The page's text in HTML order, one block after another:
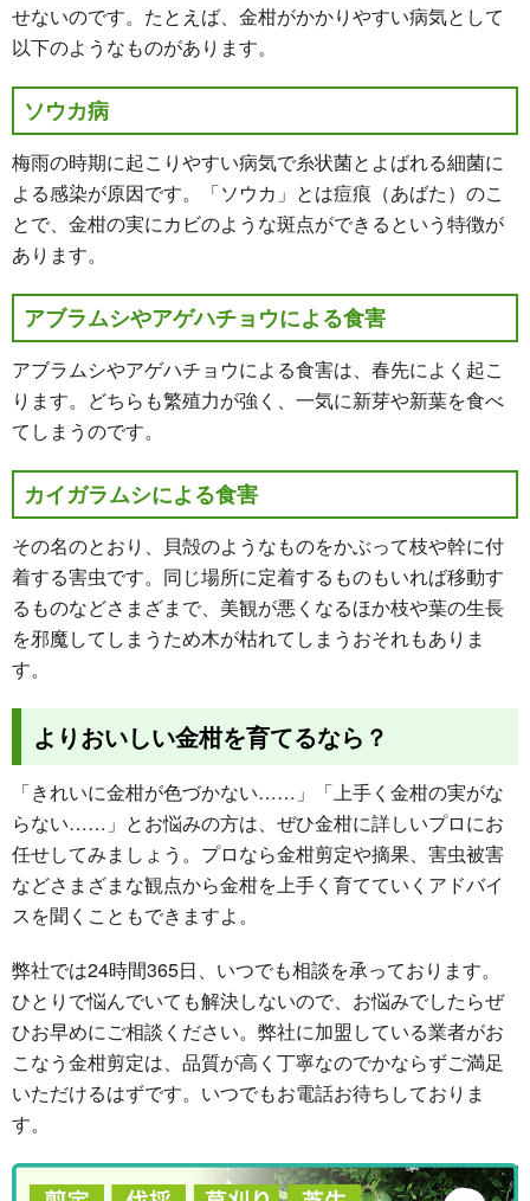
せないのです。たとえば、金柑がかかりやすい病気として
以下のようなものがあります。
ソウカ病
梅雨の時期に起こりやすい病気で糸状菌とよばれる細菌に
よる感染が原因です。「ソウカ」とは痘痕（あばた）のこ
とで、金柑の実にカビのような斑点ができるという特徴が
あります。
アブラムシやアゲハチョウによる食害
アブラムシやアゲハチョウによる食害は、春先によく起こ
ります。どちらも繁殖力が強く、一気に新芽や新葉を食べ
てしまうのです。
カイガラムシによる食害
その名のとおり、貝殻のようなものをかぶって枝や幹に付
着する害虫です。同じ場所に定着するものもいれば移動す
るものなどさまざまで、美観が悪くなるほか枝や葉の生長
を邪魔してしまうため木が枯れてしまうおそれもありま
す。
よりおいしい金柑を育てるなら？
「きれいに金柑が色づかない……」「上手く金柑の実がな
らない……」とお悩みの方は、ぜひ金柑に詳しいプロにお
任せしてみましょう。プロなら金柑剪定や摘果、害虫被害
などさまざまな観点から金柑を上手く育てていくアドバイ
スを聞くこともできますよ。
弊社では24時間365日、いつでも相談を承っております。
ひとりで悩んでいても解決しないので、お悩みでしたらぜ
ひお早めにご相談ください。弊社に加盟している業者がお
こなう金柑剪定は、品質が高く丁寧なのでかならずご満足
いただけるはずです。いつでもお電話お待ちしておりま
す。